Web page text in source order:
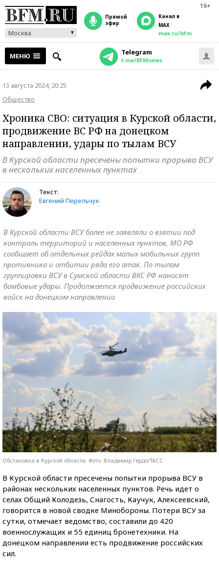
16+
Москва
прямой
эфир
Канал в
MAX
max.ru/bfm
МЕНЮ Telegram
t.me/BFMnews
13 августа 2024, 20:25
Общество
Хроника СВО: ситуация в Курской области,
продвижение ВС РФ на донецком
направлении, удары по тылам ВСУ
В Курской области пресечены попытки прорыва ВСУ
в нескольких населенных пунктах
Текст:
Евгений Перельчук
В Курской области ВСУ более не заявляли о взятии под
контроль территорий и населенных пунктов, МО РФ
сообщает об отдельных рейдах малых мобильных групп
противника и отбитии ряда его атак. По тылам
группировки ВСУ в Сумской области ВКС РФ наносят
бомбовые удары. Продолжается продвижение российских
войск на донецком направлении
Обстановка в Курской области. Фото: Владимир Гердо/ТАСС
В Курской области пресечены попытки прорыва ВСУ в
районах нескольких населенных пунктов. Речь идет о
селах Общий Колодезь, Снагость, Каучук, Алексеевский,
говорится в новой сводке Минобороны. Потери ВСУ за
сутки, отмечает ведомство, составили до 420
военнослужащих и 55 единиц бронетехники. На
донецком направлении есть продвижение российских
сил.